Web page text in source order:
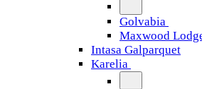
Golvabia
Maxwood
Intasa Galparquet
Karelia